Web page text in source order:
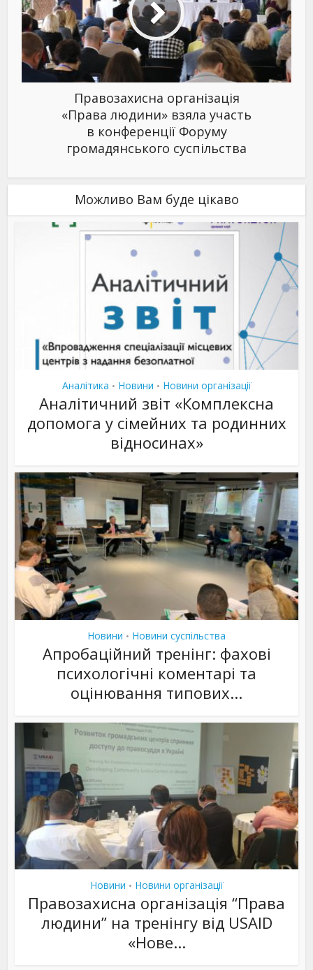
Правозахисна організація
«Права людини» взяла участь
в конференції Форуму
громадянського суспільства
Можливо Вам буде цікаво
Аналітика • Новини • Новини організації
Аналітичний звіт «Комплексна
допомога у сімейних та родинних
відносинах»
Новини • Новини суспільства
Апробаційний тренінг: фахові
психологічні коментарі та
оцінювання типових...
Новини • Новини організації
Правозахисна організація “Права
людини” на тренінгу від USAID
«Нове...